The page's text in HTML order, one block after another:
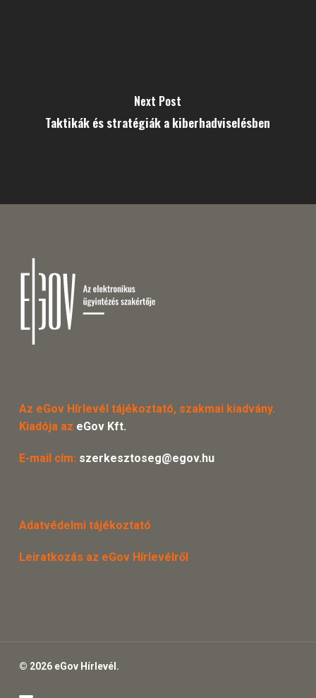
Next Post
Taktikák és stratégiák a kiberhadviselésben
Az eGov Hírlevél tájékoztató, szakmai kiadvány.
Kiadója az eGov Kft.
E-mail cím: szerkesztoseg@egov.hu
Adatvédelmi tájékoztató
Leiratkozás az eGov Hírlevélről
© 2026 eGov Hírlevél.